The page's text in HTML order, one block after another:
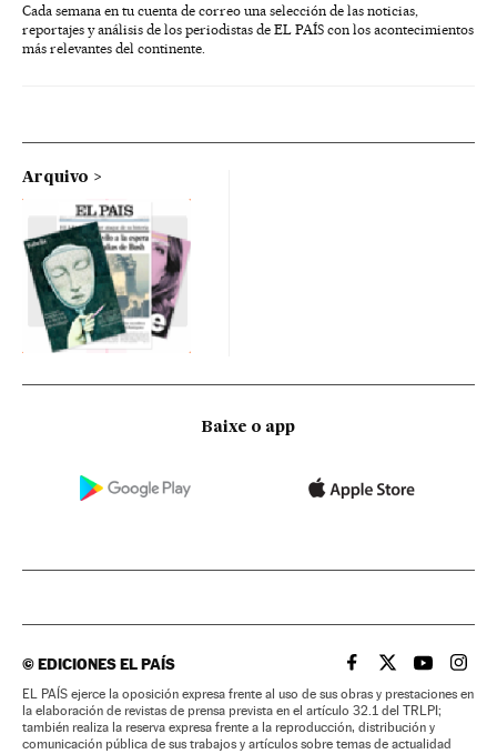
Cada semana en tu cuenta de correo una selección de las noticias,
reportajes y análisis de los periodistas de EL PAÍS con los acontecimientos
más relevantes del continente.
Arquivo
Baixe o app
©EDICIONES EL PAÍS EL PAÍS BRASIL EN
EL PAÍSEL PAÍS
EL
EL PAÍS ejerce la oposición expresa frente al uso de sus obras y prestaciones en
la elaboración de revistas de prensa prevista en el artículo 32.1 del TRLPI;
también realiza la reserva expresa frente a la reproducción, distribución y
comunicación pública de sus trabajos y artículos sobre temas de actualidad